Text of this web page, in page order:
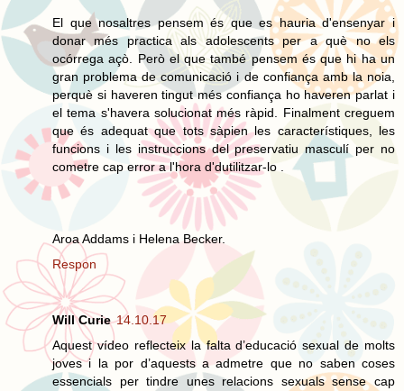
El que nosaltres pensem és que es hauria d'ensenyar i
donar més practica als adolescents per a què no els
ocórrega açò. Però el que també pensem és que hi ha un
gran problema de comunicació i de confiança amb la noia,
perquè si haveren tingut més confiança ho haveren parlat i
el tema s'havera solucionat més ràpid. Finalment creguem
que és adequat que tots sàpien les característiques, les
funcions i les instruccions del preservatiu masculí per no
cometre cap error a l'hora d'dutilitzar-lo .
Aroa Addams i Helena Becker.
Respon
Will Curie 14.10.17
Aquest vídeo reflecteix la falta d’educació sexual de molts
joves i la por d’aquests a admetre que no saben coses
essencials per tindre unes relacions sexuals sense cap